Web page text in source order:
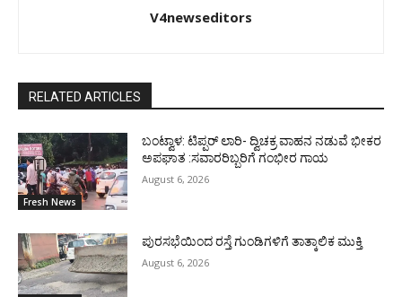
V4newseditors
RELATED ARTICLES
Fresh News
ಬಂಟ್ವಾಳ: ಟಿಪ್ಪರ್ ಲಾರಿ- ದ್ವಿಚಕ್ರ ವಾಹನ ನಡುವೆ ಭೀಕರ
ಅಪಘಾತ :ಸವಾರರಿಬ್ಬರಿಗೆ ಗಂಭೀರ ಗಾಯ
August 6, 2026
ಪುರಸಭೆಯಿಂದ ರಸ್ತೆ ಗುಂಡಿಗಳಿಗೆ ತಾತ್ಕಾಲಿಕ ಮುಕ್ತಿ
August 6, 2026